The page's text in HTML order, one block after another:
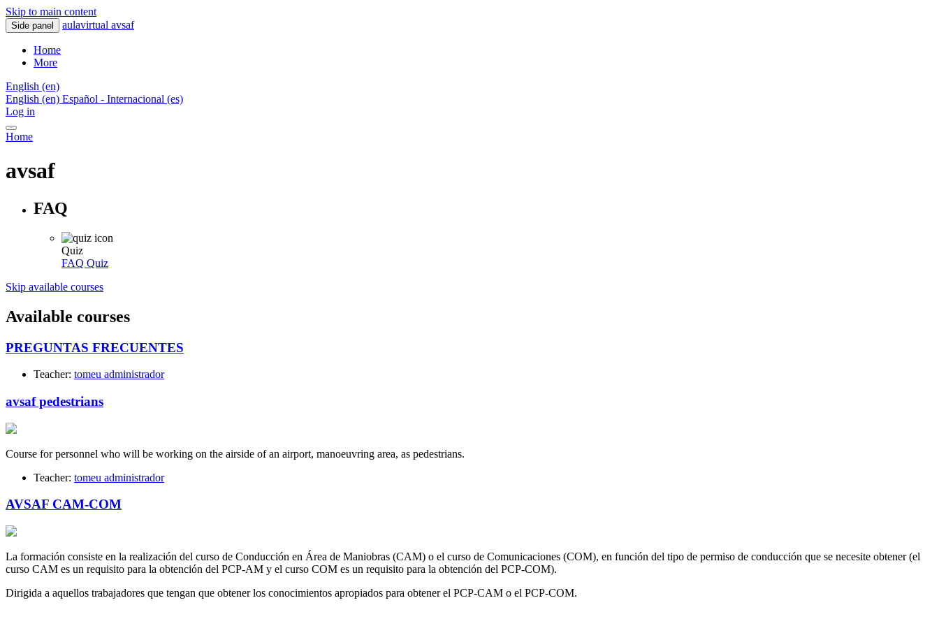
Skip to main content
Side panel aulavirtual avsaf
Home
More
English ‎(en)‎
English ‎(en)‎ Español - Internacional ‎(es)‎
Log in
Home
avsaf
FAQ
Quiz
FAQ Quiz
Skip available courses
Available courses
PREGUNTAS FRECUENTES
Teacher: tomeu administrador
avsaf pedestrians
Course for personnel who will be working on the airside of an airport, manoeuvring area, as pedestrians.
Teacher: tomeu administrador
AVSAF CAM-COM
La formación consiste en la realización del curso de Conducción en Área de Maniobras (CAM) o el curso de Comunicaciones (COM), en función del tipo de permiso de conducción que se necesite obtener (el
curso CAM es un requisito para la obtención del PCP-AM y el curso COM es un requisito para la obtención del PCP-COM).
Dirigida a aquellos trabajadores que tengan que obtener los conocimientos apropiados para obtener el PCP-CAM o el PCP-COM.